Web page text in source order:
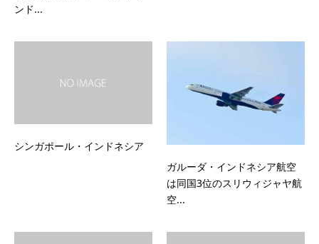
ンド...
シンガポール・インドネシア
ガルーダ・インドネシア航空
は同国3位のスリウィジャヤ航
空...